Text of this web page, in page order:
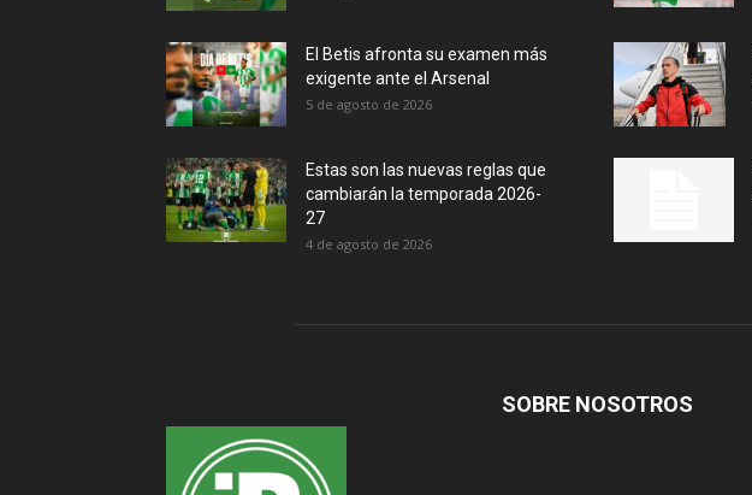
El Betis afronta su examen más
exigente ante el Arsenal
5 de agosto de 2026
Estas son las nuevas reglas que
cambiarán la temporada 2026-
27
4 de agosto de 2026
SOBRE NOSOTROS